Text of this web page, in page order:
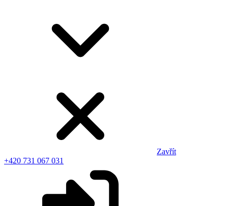
Zavřít
+420 731 067 031